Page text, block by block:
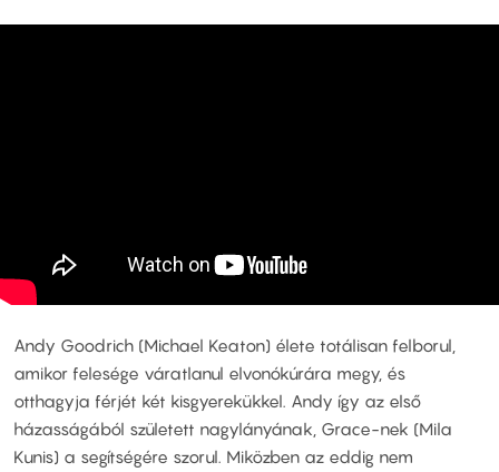
Andy Goodrich (Michael Keaton) élete totálisan felborul,
amikor felesége váratlanul elvonókúrára megy, és
otthagyja férjét két kisgyerekükkel. Andy így az első
házasságából született nagylányának, Grace-nek (Mila
Kunis) a segítségére szorul. Miközben az eddig nem